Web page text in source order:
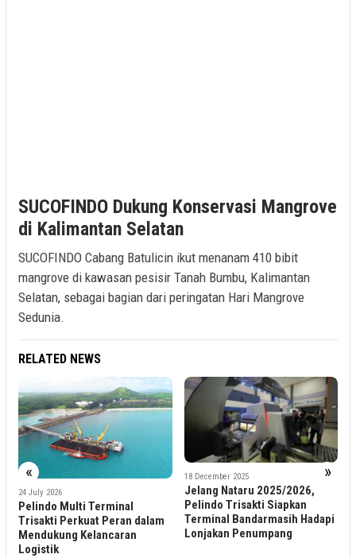
SUCOFINDO Dukung Konservasi Mangrove
di Kalimantan Selatan
SUCOFINDO Cabang Batulicin ikut menanam 410 bibit
mangrove di kawasan pesisir Tanah Bumbu, Kalimantan
Selatan, sebagai bagian dari peringatan Hari Mangrove
Sedunia.
RELATED NEWS
« »
24 July 2026
Pelindo Multi Terminal
Trisakti Perkuat Peran dalam
Mendukung Kelancaran
Logistik
18 December 2025
Jelang Nataru 2025/2026,
Pelindo Trisakti Siapkan
Terminal Bandarmasih Hadapi
Lonjakan Penumpang